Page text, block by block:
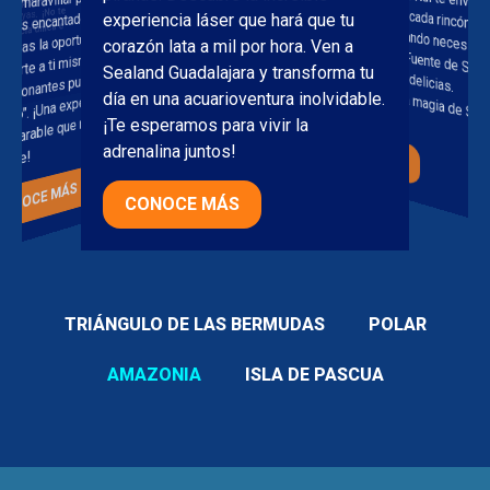
rayas. ¡No te
única e
encantadores pingüinos. No
la oportunidad de
a ti mismo en los
puentes colgantes
¡Una experiencia
que no querrás
MÁS
experiencia láser que hará que tu
corazón lata a mil por hora. Ven a
Sealand Guadalajara y transforma tu
día en una acuarioventura inolvidable.
¡Te esperamos para vivir la
adrenalina juntos!
CONOCE MÁS
Monterrey!
TRIÁNGULO DE LAS BERMUDAS POLAR
AMAZONIA ISLA DE PASCUA